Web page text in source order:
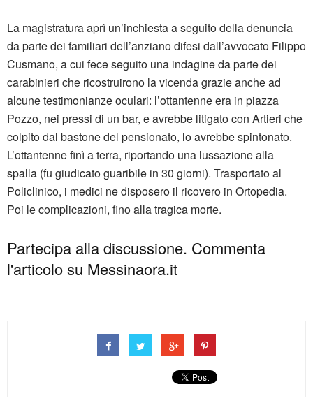
La magistratura aprì un’inchiesta a seguito della denuncia
da parte dei familiari dell’anziano difesi dall’avvocato Filippo
Cusmano, a cui fece seguito una indagine da parte dei
carabinieri che ricostruirono la vicenda grazie anche ad
alcune testimonianze oculari: l’ottantenne era in piazza
Pozzo, nei pressi di un bar, e avrebbe litigato con Artieri che
colpito dal bastone del pensionato, lo avrebbe spintonato.
L’ottantenne finì a terra, riportando una lussazione alla
spalla (fu giudicato guaribile in 30 giorni). Trasportato al
Policlinico, i medici ne disposero il ricovero in Ortopedia.
Poi le complicazioni, fino alla tragica morte.
Partecipa alla discussione. Commenta
l'articolo su Messinaora.it